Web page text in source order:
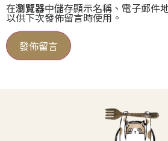
在瀏覽器中儲存顯示名稱、電子郵件
以供下次發佈留言時使用。